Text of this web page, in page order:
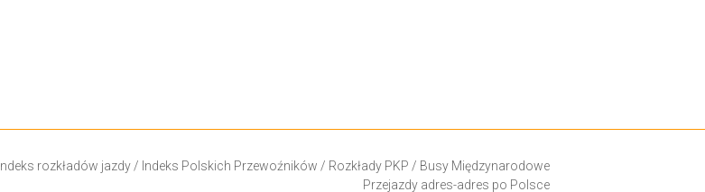
Indeks rozkładów jazdy/ Indeks Polskich Przewoźników / Rozkłady PKP / Busy Międzynarodowe
Przejazdy adres-adres po Polsce